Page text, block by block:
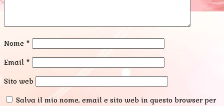
Nome *
Email *
Sito web
Salva il mio nome, email e sito web in questo browser per